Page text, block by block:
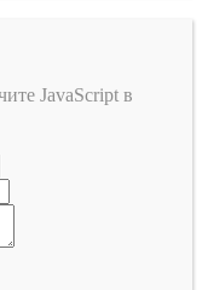
JavaScript в